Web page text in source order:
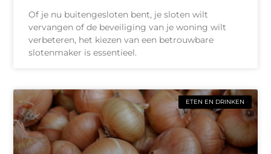
Of je nu buitengesloten bent, je sloten wilt
vervangen of de beveiliging van je woning wilt
verbeteren, het kiezen van een betrouwbare
slotenmaker is essentieel.
ETEN EN DRINKEN